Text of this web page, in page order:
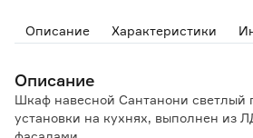
Описание Характеристики
Описание
Шкаф навесной Сантанони светлый
установки на кухнях, выполнен из